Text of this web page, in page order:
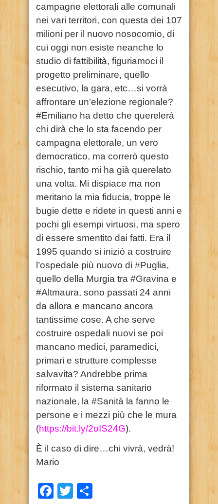
campagne elettorali alle comunali
nei vari territori, con questa dei 107
milioni per il nuovo nosocomio, di
cui oggi non esiste neanche lo
studio di fattibilità, figuriamoci il
progetto preliminare, quello
esecutivo, la gara, etc…si vorrà
affrontare un’elezione regionale?
#Emiliano ha detto che querelerà
chi dirà che lo sta facendo per
campagna elettorale, un vero
democratico, ma correrò questo
rischio, tanto mi ha già querelato
una volta. Mi dispiace ma non
meritano la mia fiducia, troppe le
bugie dette e ridete in questi anni e
pochi gli esempi virtuosi, ma spero
di essere smentito dai fatti. Era il
1995 quando si iniziò a costruire
l’ospedale più nuovo di #Puglia,
quello della Murgia tra #Gravina e
#Altmaura, sono passati 24 anni
da allora e mancano ancora
tantissime cose. A che serve
costruire ospedali nuovi se poi
mancano medici, paramedici,
primari e strutture complesse
salvavita? Andrebbe prima
riformato il sistema sanitario
nazionale, la #Sanità la fanno le
persone e i mezzi più che le mura
(https://bit.ly/2oIS24G).
È il caso di dire…chi vivrà, vedrà!
Mario
Facebook
Twitter